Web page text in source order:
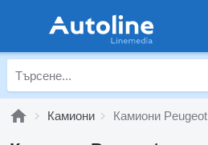
Камиони Камиони Peugeot